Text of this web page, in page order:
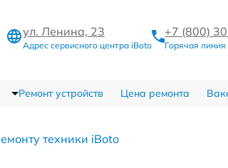
ул. Ленина, 23
Адрес сервисного центра iBoto
+7 (800)
Горячая линия
Ремонт устройств Цена ремонта
техники iBoto